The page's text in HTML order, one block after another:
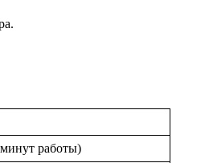
минут работы)